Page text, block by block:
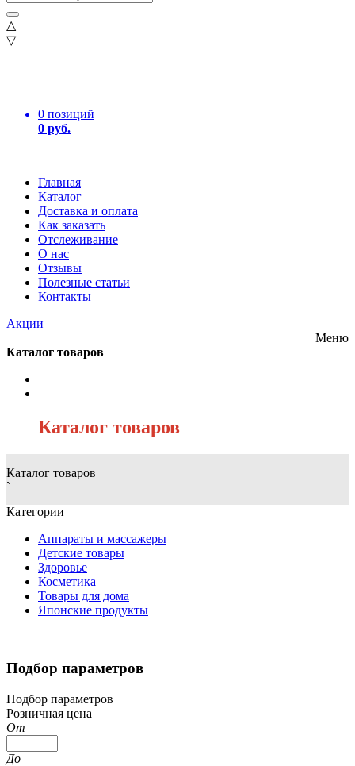
△
▽
0 позиций
0 руб.
Главная
Каталог
Доставка и оплата
Как заказать
Отслеживание
О нас
Отзывы
Полезные статьи
Контакты
Акции
Меню
Каталог товаров
Каталог товаров
Каталог товаров
`
Категории
Аппараты и массажеры
Детские товары
Здоровье
Косметика
Товары для дома
Японские продукты
Подбор параметров
Подбор параметров
Розничная цена
От
До